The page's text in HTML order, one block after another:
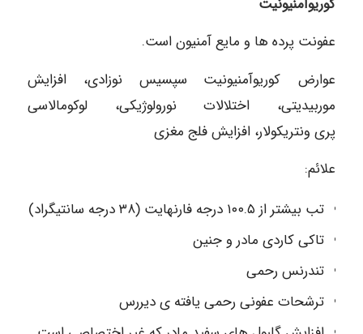
کوریوآمنیونیت
عفونت پرده ها و مایع آمنیون است.
عوارض کوریوآمنیونیت سپسیس نوزادی، افزایش
موربیدیتی، اختلالات نورولوژیکی، لوکومالاسی
پری ونتریکولار، افزایش فلج مغزی
علائم:
تب بیشتر از ۱۰۰.۵ درجه فارنهایت (۳۸ درجه سانتیگراد)
تاکی کاردی مادر و جنین
تندرنس رحمی
ترشحات عفونی رحمی یافته ی دیررس